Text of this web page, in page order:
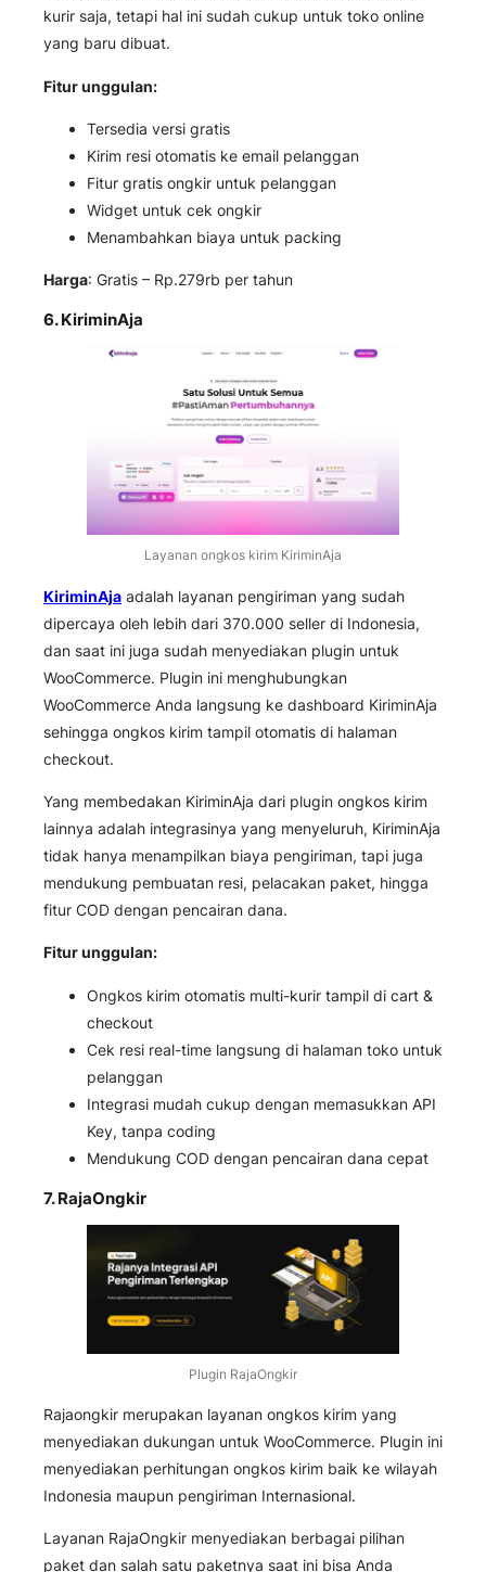
kurir saja, tetapi hal ini sudah cukup untuk toko online
yang baru dibuat.
Fitur unggulan:
Tersedia versi gratis
Kirim resi otomatis ke email pelanggan
Fitur gratis ongkir untuk pelanggan
Widget untuk cek ongkir
Menambahkan biaya untuk packing
Harga: Gratis – Rp.279rb per tahun
6. KiriminAja
Layanan ongkos kirim KiriminAja
KiriminAja adalah layanan pengiriman yang sudah
dipercaya oleh lebih dari 370.000 seller di Indonesia,
dan saat ini juga sudah menyediakan plugin untuk
WooCommerce. Plugin ini menghubungkan
WooCommerce Anda langsung ke dashboard KiriminAja
sehingga ongkos kirim tampil otomatis di halaman
checkout.
Yang membedakan KiriminAja dari plugin ongkos kirim
lainnya adalah integrasinya yang menyeluruh, KiriminAja
tidak hanya menampilkan biaya pengiriman, tapi juga
mendukung pembuatan resi, pelacakan paket, hingga
fitur COD dengan pencairan dana.
Fitur unggulan:
Ongkos kirim otomatis multi-kurir tampil di cart &
checkout
Cek resi real-time langsung di halaman toko untuk
pelanggan
Integrasi mudah cukup dengan memasukkan API
Key, tanpa coding
Mendukung COD dengan pencairan dana cepat
7. RajaOngkir
Plugin RajaOngkir
Rajaongkir merupakan layanan ongkos kirim yang
menyediakan dukungan untuk WooCommerce. Plugin ini
menyediakan perhitungan ongkos kirim baik ke wilayah
Indonesia maupun pengiriman Internasional.
Layanan RajaOngkir menyediakan berbagai pilihan
paket dan salah satu paketnya saat ini bisa Anda